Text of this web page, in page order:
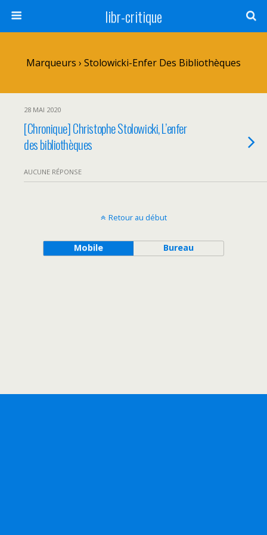
libr-critique
Marqueurs › Stolowicki-Enfer Des Bibliothèques
28 MAI 2020
[Chronique] Christophe Stolowicki, L’enfer
des bibliothèques
AUCUNE RÉPONSE
Retour au début
Mobile Bureau